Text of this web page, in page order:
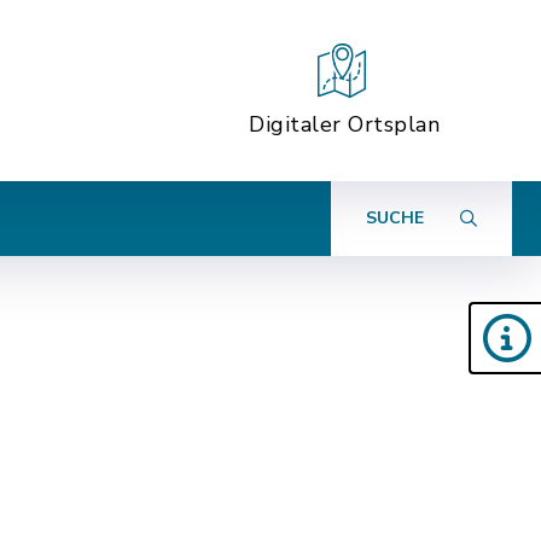
Digitaler Ortsplan
SUCHE